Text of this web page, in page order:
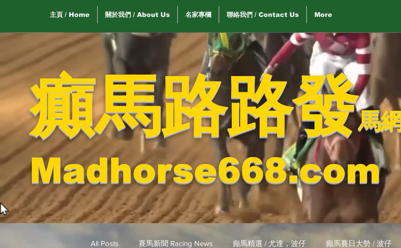
主頁 / Home 關於我們 / About Us 名家專欄 聯絡我們 / Contact Us More
癲馬路路發馬網
Madhorse668.com
All Posts 賽馬新聞 Racing News 癲馬精選 / 尤達，波仔 癲馬賽日大勢 / 波仔